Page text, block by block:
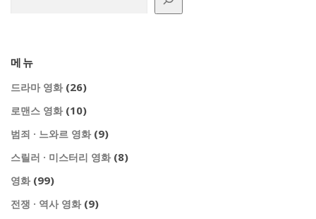
메뉴
드라마 영화(26)
로맨스 영화(10)
범죄 · 느와르 영화(9)
스릴러 · 미스터리 영화(8)
영화(99)
전쟁 · 역사 영화(9)